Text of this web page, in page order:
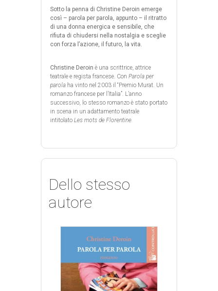
Sotto la penna di Christine Deroin emerge
così – parola per parola, appunto – il ritratto
di una donna energica e sensibile, che
rifiuta di chiudersi nella nostalgia e sceglie
con forza l’azione, il futuro, la vita.
Christine Deroin è una scrittrice, attrice
teatrale e regista francese. Con Parola per
parola ha vinto nel 2003 il “Premio Murat. Un
romanzo francese per l’Italia”. L’anno
successivo, lo stesso romanzo è stato portato
in scena in un adattamento teatrale
intitolato Les mots de Florentine.
Dello stesso
autore